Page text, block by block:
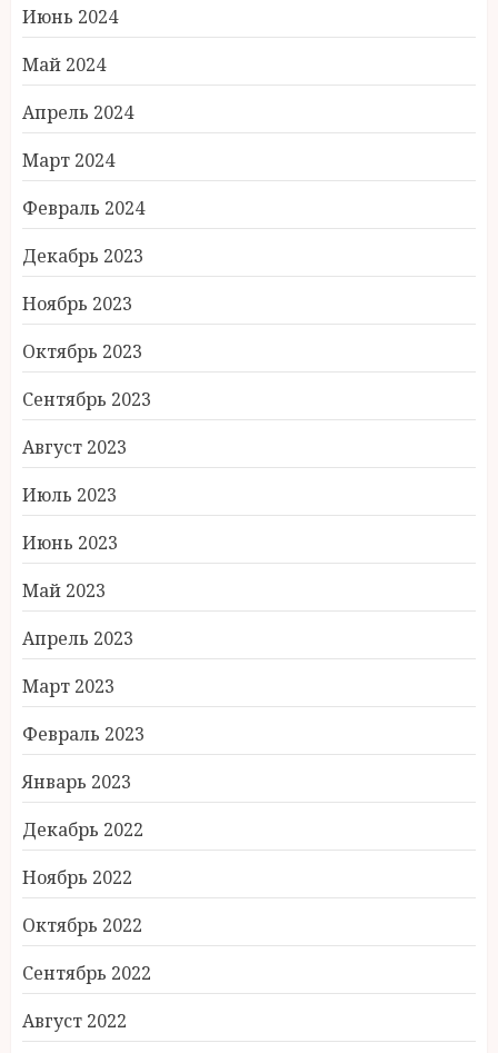
Июнь 2024
Май 2024
Апрель 2024
Март 2024
Февраль 2024
Декабрь 2023
Ноябрь 2023
Октябрь 2023
Сентябрь 2023
Август 2023
Июль 2023
Июнь 2023
Май 2023
Апрель 2023
Март 2023
Февраль 2023
Январь 2023
Декабрь 2022
Ноябрь 2022
Октябрь 2022
Сентябрь 2022
Август 2022